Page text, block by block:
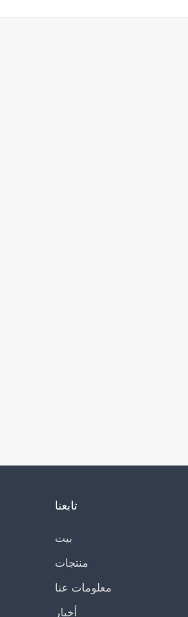
تابعنا
بيت
منتجات
معلومات عنا
أخبار